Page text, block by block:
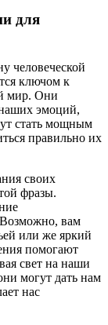
для
человеческой
ключом к
мир. Они
эмоций,
стать мощным
правильно их
своих
фразы.
вам
или же яркий
помогают
свет на наши
могут дать нам
нас